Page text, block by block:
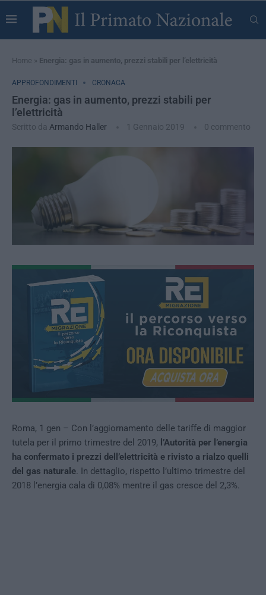
Home » Energia: gas in aumento, prezzi stabili per l’elettricità
APPROFONDIMENTI CRONACA
Energia: gas in aumento, prezzi stabili per
l’elettricità
Scritto da Armando Haller 1 Gennaio 2019 0 commento
Roma, 1 gen – Con l’aggiornamento delle tariffe di maggior
tutela per il primo trimestre del 2019, l’Autorità per l’energia
ha confermato i prezzi dell’elettricità e rivisto a rialzo quelli
del gas naturale. In dettaglio, rispetto l’ultimo trimestre del
2018 l’energia cala di 0,08% mentre il gas cresce del 2,3%.